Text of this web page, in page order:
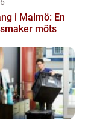
i Malmö: En
möts